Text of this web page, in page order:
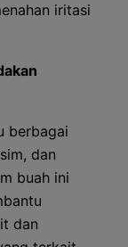
iritasi
berbagai
dan
buah ini
dan